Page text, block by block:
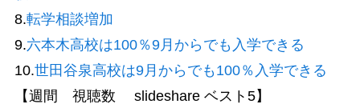
8.転学相談増加
9.六本木高校は100％9月からでも入学できる
10.世田谷泉高校は9月からでも100％入学できる
【週間 視聴数 slideshare ベスト5】